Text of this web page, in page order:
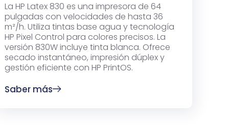
La HP Latex 830 es una impresora de 64
pulgadas con velocidades de hasta 36
m²/h. Utiliza tintas base agua y tecnología
HP Pixel Control para colores precisos. La
versión 830W incluye tinta blanca. Ofrece
secado instantáneo, impresión dúplex y
gestión eficiente con HP PrintOS.
Saber más